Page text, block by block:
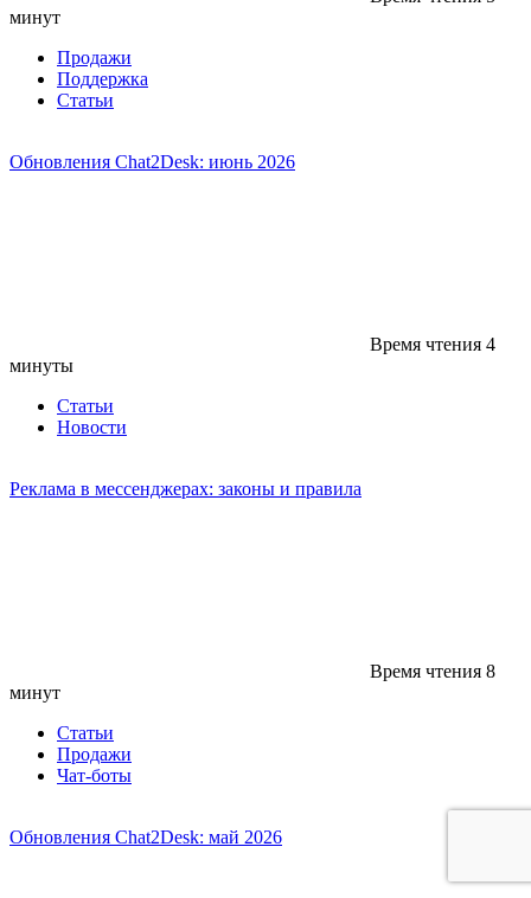
минут
Продажи
Поддержка
Статьи
Обновления Chat2Desk: июнь 2026
Время чтения 4
минуты
Статьи
Новости
Реклама в мессенджерах: законы и правила
Время чтения 8
минут
Статьи
Продажи
Чат-боты
Обновления Chat2Desk: май 2026